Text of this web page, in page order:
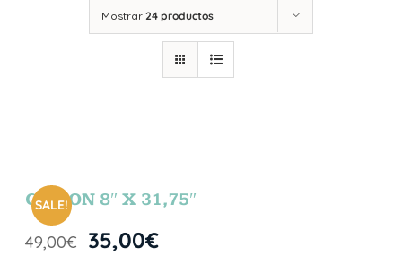
Mostrar 24 productos
SALE!
GIBSON 8″ X 31,75″
49,00€ 35,00€